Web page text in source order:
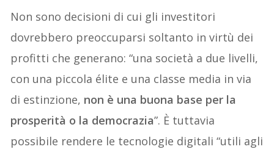
Non sono decisioni di cui gli investitori
dovrebbero preoccuparsi soltanto in virtù dei
profitti che generano: “una società a due livelli,
con una piccola élite e una classe media in via
di estinzione, non è una buona base per la
prosperità o la democrazia”. È tuttavia
possibile rendere le tecnologie digitali “utili agli